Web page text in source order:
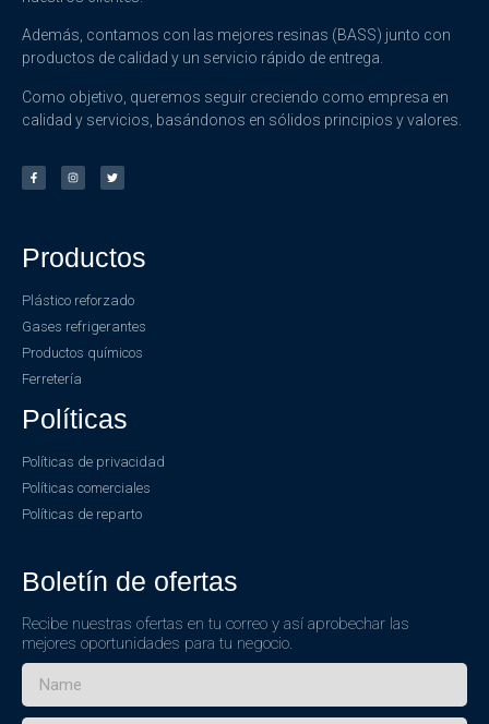
Además, contamos con las mejores resinas (BASS) junto con
productos de calidad y un servicio rápido de entrega.
Como objetivo, queremos seguir creciendo como empresa en
calidad y servicios, basándonos en sólidos principios y valores.
Productos
Plástico reforzado
Gases refrigerantes
Productos químicos
Ferretería
Políticas
Políticas de privacidad
Políticas comerciales
Políticas de reparto
Boletín de ofertas
Recibe nuestras ofertas en tu correo y así aprobechar las
mejores oportunidades para tu negocio.